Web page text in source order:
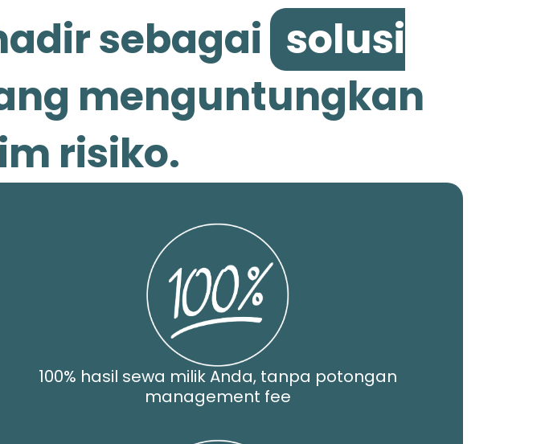
sebagai solusi
menguntungkan
risiko.
100% hasil sewa milik Anda, tanpa potongan
management fee